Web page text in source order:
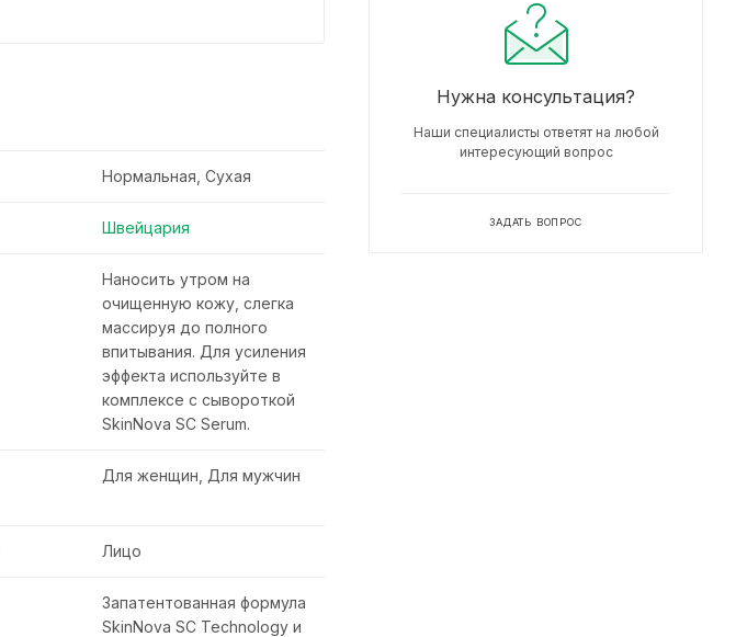
Нормальная, Сухая
Швейцария
Наносить утром на
очищенную кожу, слегка
массируя до полного
впитывания. Для усиления
эффекта используйте в
комплексе с сывороткой
SkinNova SC Serum.
Для женщин, Для мужчин
Лицо
Запатентованная формула
SkinNova SC Technology и
Нужна консультация?
Наши специалисты ответят на любой
интересующий вопрос
ЗАДАТЬ ВОПРОС